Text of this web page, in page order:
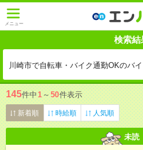
メニュー
検索結
川崎市で自転車・バイク通勤OKのバ
145件中1 ～ 50件表示
新着順 時給順 人気順
未読